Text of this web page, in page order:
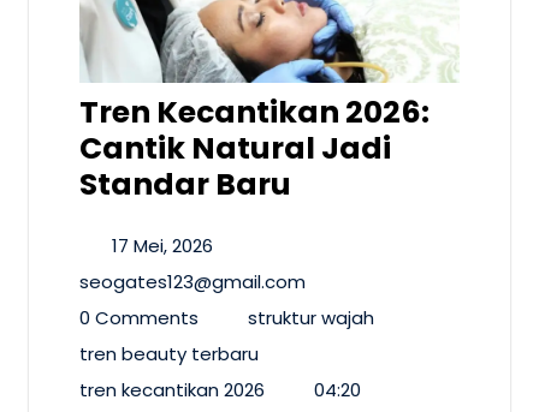
Tren Kecantikan 2026:
Cantik Natural Jadi
Standar Baru
17 Mei, 2026
seogates123@gmail.com
0 Comments
struktur wajah
tren beauty terbaru
tren kecantikan 2026
04:20